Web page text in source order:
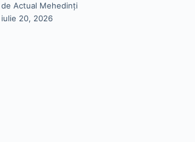
de Actual Mehedinți
iulie 20, 2026